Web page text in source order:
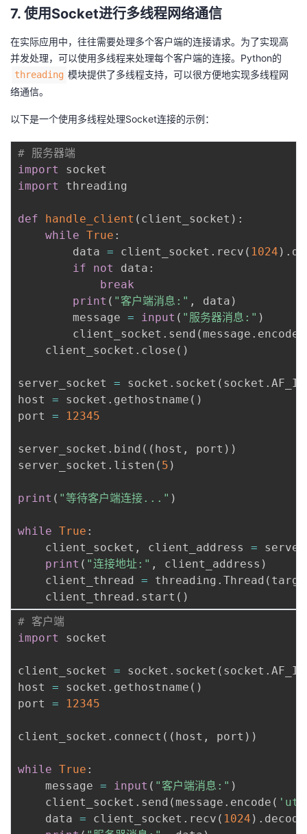
7. 使用Socket进行多线程网络通信
在实际应用中，往往需要处理多个客户端的连接请求。为了实现高
并发处理，可以使用多线程来处理每个客户端的连接。Python的
threading 模块提供了多线程支持，可以很方便地实现多线程网
络通信。
以下是一个使用多线程处理Socket连接的示例：
# 服务器端
import
import
threading
def handle_client ( client_socket ) :
while True :
        data
= client_socket . recv ( 1024 ) .
if
not data :
break
print ( "客户端消息:" , data )
        message
= input ( "服务器消息:" )
        client_socket
. send ( message . encode
    client_socket
. close ( )
server_socket = socket . socket ( socket .
host = socket . gethostname ( )
port = 12345
server_socket . bind ( ( host , port ) )
server_socket . listen ( 5 )
print ( "等待客户端连接..." )
while True :
    client_socket
, client_address =
print ( "连接地址:" , client_address )
    client_thread
= threading . Thread (
    client_thread
. start ( )
# 客户端
import
socket
client_socket = socket . socket ( socket .
host = socket . gethostname ( )
port = 12345
client_socket . connect ( ( host , port ) )
while True :
    message
= input ( "客户端消息:" )
    client_socket
. send ( message . encode (
    data
= client_socket . recv ( 1024 ) . decode